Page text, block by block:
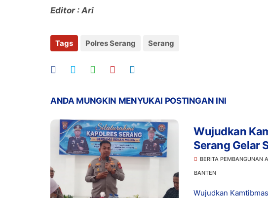
Editor : Ari
Tags Polres Serang Serang
ANDA MUNGKIN MENYUKAI POSTINGAN INI
Wujudkan
Serang Gelar
Insan Pers
BERITA PEMBANGUNAN
BANTEN
Wujudkan